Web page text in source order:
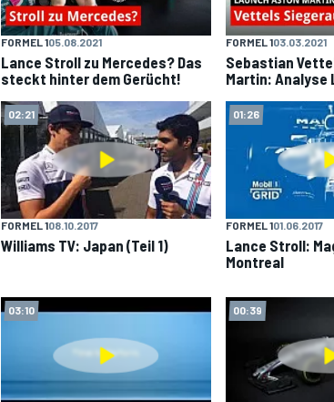
SPORTWAGEN
FORMEL 105.08.2021
Lance Stroll zu Mercedes? Das
steckt hinter dem Gerücht!
FORMEL 103.03.2021
Sebastian
Martin: Analyse
02:21
FORMEL 108.10.2017
Williams TV: Japan (Teil 1)
01:26
FORMEL 101.06.2017
Lance Stroll:
Montreal
03:10 00:39